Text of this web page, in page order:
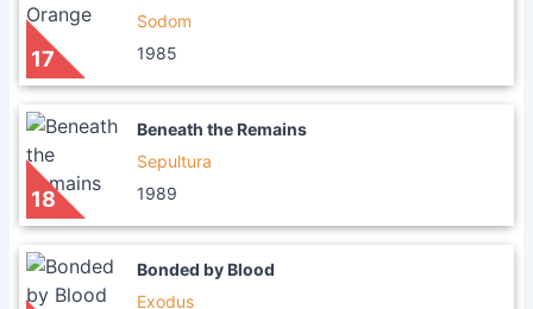
17
Sodom
1985
18
Beneath the Remains
Sepultura
1989
Bonded by Blood
Exodus